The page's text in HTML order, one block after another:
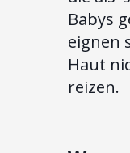
Babys
eignen
Haut
reizen.